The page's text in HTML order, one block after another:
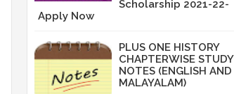
Scholarship 2021-22-
Apply Now
PLUS ONE HISTORY
CHAPTERWISE STUDY
NOTES (ENGLISH AND
MALAYALAM)